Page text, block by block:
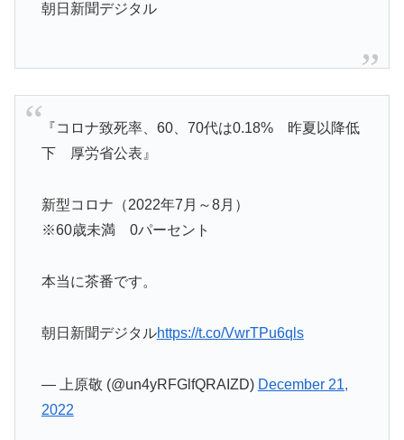
朝日新聞デジタル
『コロナ致死率、60、70代は0.18% 昨夏以降低
下 厚労省公表』
新型コロナ（2022年7月～8月）
※60歳未満 0パーセント
本当に茶番です。
朝日新聞デジタルhttps://t.co/VwrTPu6qls
— 上原敬 (@un4yRFGlfQRAIZD) December 21,
2022